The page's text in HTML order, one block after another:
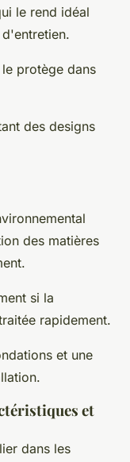
le rend idéal
protège dans
des designs
des matières
si la
rapidement.
et une
et
dans les